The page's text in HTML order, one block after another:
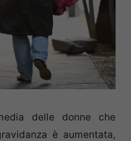
delle donne che
è aumentata,